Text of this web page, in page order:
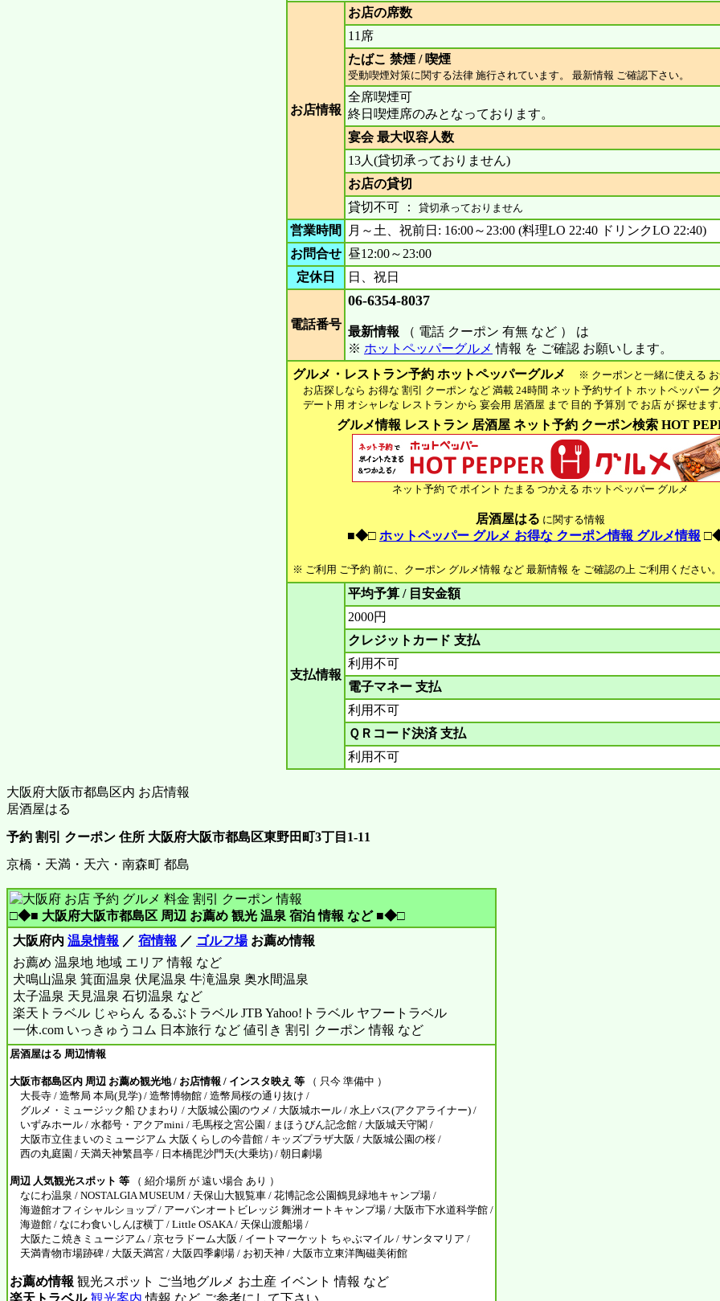
お店情報
お店の席数
11席
たばこ 禁煙 / 喫煙
受動喫煙対策に関する法律 施行されています。 最新情報 ご確認下さい。
全席喫煙可
終日喫煙席のみとなっております。
宴会 最大収容人数
13人(貸切承っておりません)
お店の貸切
貸切不可 ： 貸切承っておりません
営業時間
月～土、祝前日: 16:00～23:00 (料理LO 22:40 ドリンクLO 22:40)
お問合せ 昼12:00～23:00
定休日
日、祝日
電話番号
06-6354-8037
最新情報 （ 電話 クーポン 有無 など ） は
※ ホットペッパーグルメ 情報 を ご確認 お願いします。
グルメ・レストラン予約 ホットペッパーグルメ
※ クーポンと一緒に使える
お店探しなら お得な 割引 クーポン など 満載 24時間 ネット予約サイト ホットペッパー
デート用 オシャレな レストラン から 宴会用 居酒屋 まで 目的 予算別 で お店 が 探せま
グルメ情報 レストラン 居酒屋 ネット予約 クーポン検索 HOT
ネット予約 で ポイント たまる つかえる ホットペッパー グルメ
居酒屋はる に関する情報
■◆□ ホットペッパー グルメ お得な クーポン情報 グルメ情報
※ ご利用 ご予約 前に、クーポン グルメ情報 など 最新情報 を ご確認の上 ご利用ください
支払情報
平均予算 / 目安金額
2000円
クレジットカード 支払
利用不可
電子マネー 支払
利用不可
ＱＲコード決済 支払
利用不可
大阪府大阪市都島区内 お店情報
居酒屋はる
予約 割引 クーポン 住所 大阪府大阪市都島区東野田町3丁目1-11
京橋・天満・天六・南森町 都島
□◆■ 大阪府大阪市都島区 周辺 お薦め 観光 温泉 宿泊 情報 など ■◆□
大阪府内 温泉情報 ／ 宿情報 ／ ゴルフ場お薦め情報
お薦め 温泉地 地域 エリア 情報 など
犬鳴山温泉 箕面温泉 伏尾温泉 牛滝温泉 奥水間温泉
太子温泉 天見温泉 石切温泉 など
楽天トラベル じゃらん るるぶトラベル JTB Yahoo!トラベル ヤフートラベル
一休.com いっきゅうコム 日本旅行 など 値引き 割引 クーポン 情報 など
居酒屋はる 周辺情報
大阪市都島区内 周辺 お薦め観光地 / お店情報 / インスタ映え 等 （ 只今 準備中 ）
大長寺 / 造幣局 本局(見学) / 造幣博物館 / 造幣局桜の通り抜け /
グルメ・ミュージック船 ひまわり / 大阪城公園のウメ / 大阪城ホール / 水上バス(アクアライナー) /
いずみホール / 水都号・アクアmini / 毛馬桜之宮公園 / まほうびん記念館 / 大阪城天守閣 /
大阪市立住まいのミュージアム 大阪くらしの今昔館 / キッズプラザ大阪 / 大阪城公園の桜 /
西の丸庭園 / 天満天神繁昌亭 / 日本橋毘沙門天(大乗坊) / 朝日劇場
周辺 人気観光スポット 等 （ 紹介場所 が 遠い場合 あり ）
なにわ温泉 / NOSTALGIA MUSEUM / 天保山大観覧車 / 花博記念公園鶴見緑地キャンプ場 /
海遊館オフィシャルショップ / アーバンオートビレッジ 舞洲オートキャンプ場 / 大阪市下水道科学館 /
海遊館 / なにわ食いしんぼ横丁 / Little OSAKA / 天保山渡船場 /
大阪たこ焼きミュージアム / 京セラドーム大阪 / イートマーケット ちゃぶマイル / サンタマリア /
天満青物市場跡碑 / 大阪天満宮 / 大阪四季劇場 / お初天神 / 大阪市立東洋陶磁美術館
お薦め情報 観光スポット ご当地グルメ お土産 イベント 情報 など
楽天トラベル 観光案内 情報 など ご参考にして下さい。